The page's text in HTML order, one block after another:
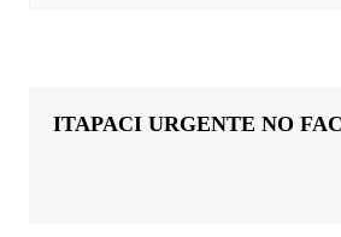
ITAPACI URGENTE NO